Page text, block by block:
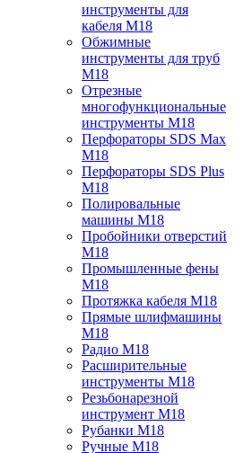
инструменты для
кабеля M18
Обжимные
инструменты для труб
M18
Отрезные
многофункциональные
инструменты M18
Перфораторы SDS Max
M18
Перфораторы SDS Plus
M18
Полировальные
машины M18
Пробойники отверстий
M18
Промышленные фены
M18
Протяжка кабеля M18
Прямые шлифмашины
M18
Радио M18
Расширительные
инструменты M18
Резьбонарезной
инструмент M18
Рубанки M18
Ручные M18